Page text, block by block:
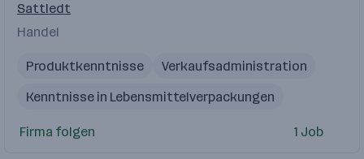
Sattledt
Handel
Produktkenntnisse
Verkaufsadministration
Kenntnisse in Lebensmittelverpackungen
Kundenaquise
Marketing
Firma folgen 1 Job